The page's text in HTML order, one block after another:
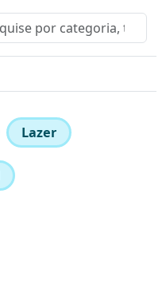
Lazer